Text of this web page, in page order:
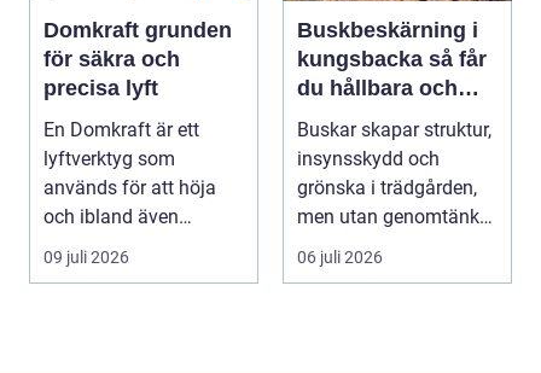
Domkraft grunden
för säkra och
precisa lyft
En Domkraft är ett
lyftverktyg som
används för att höja
och ibland även
positionera tunga
objekt, so...
09 juli 2026
Buskbeskärning i
kungsbacka så får
du hållbara och
vackra buskar året
runt
Buskar skapar struktur,
insynsskydd och
grönska i trädgården,
men utan genomtänkt
beskärning blir de...
06 juli 2026